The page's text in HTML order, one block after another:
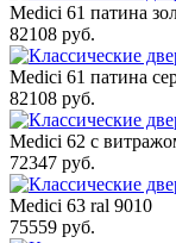
Medici 61 патина
82108 руб.
Medici 61 патина
82108 руб.
Medici 62 с
72347 руб.
Medici 63 ral 9010
75559 руб.